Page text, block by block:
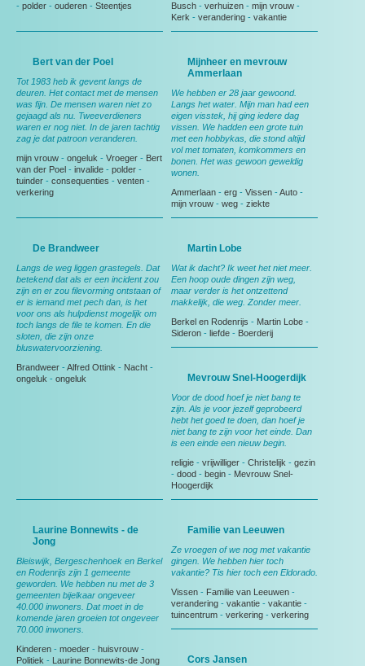
- polder - ouderen - Steentjes
Busch - verhuizen - mijn vrouw -
Kerk - verandering - vakantie
Bert van der Poel
Tot 1983 heb ik gevent langs de
deuren. Het contact met de mensen
was fijn. De mensen waren niet zo
gejaagd als nu. Tweeverdieners
waren er nog niet. In de jaren tachtig
zag je dat patroon veranderen.
mijn vrouw - ongeluk - Vroeger - Bert
van der Poel - invalide - polder -
tuinder - consequenties - venten -
verkering
Mijnheer en mevrouw
Ammerlaan
We hebben er 28 jaar gewoond.
Langs het water. Mijn man had een
eigen visstek, hij ging iedere dag
vissen. We hadden een grote tuin
met een hobbykas, die stond altijd
vol met tomaten, komkommers en
bonen. Het was gewoon geweldig
wonen.
Ammerlaan - erg - Vissen -Auto -
mijn vrouw - weg - ziekte
De Brandweer
Langs de weg liggen grastegels. Dat
betekend dat als er een incident zou
zijn en er zou filevorming ontstaan of
er is iemand met pech dan, is het
voor ons als hulpdienst mogelijk om
toch langs de file te komen. En die
sloten, die zijn onze
bluswatervoorziening.
Brandweer - Alfred Ottink - Nacht -
ongeluk - ongeluk
Martin Lobe
Wat ik dacht? Ik weet het niet meer.
Een hoop oude dingen zijn weg,
maar verder is het ontzettend
makkelijk, die weg. Zonder meer.
Berkel en Rodenrijs - Martin Lobe -
Sideron - liefde - Boerderij
Mevrouw Snel-Hoogerdijk
Voor de dood hoef je niet bang te
zijn. Als je voor jezelf geprobeerd
hebt het goed te doen, dan hoef je
niet bang te zijn voor het einde. Dan
is een einde een nieuw begin.
religie - vrijwilliger - Christelijk - gezin
- dood - begin - Mevrouw Snel-
Hoogerdijk
Laurine Bonnewits - de
Jong
Bleiswijk, Bergeschenhoek en Berkel
en Rodenrijs zijn 1 gemeente
geworden. We hebben nu met de 3
gemeenten bijelkaar ongeveer
40.000 inwoners. Dat moet in de
komende jaren groeien tot ongeveer
70.000 inwoners.
Kinderen - moeder - huisvrouw -
Politiek - Laurine Bonnewits-de Jong
Familie van Leeuwen
Ze vroegen of we nog met vakantie
gingen. We hebben hier toch
vakantie? Tis hier toch een Eldorado.
Vissen - Familie van Leeuwen -
verandering - vakantie - vakantie -
tuincentrum - verkering - verkering
Cors Jansen